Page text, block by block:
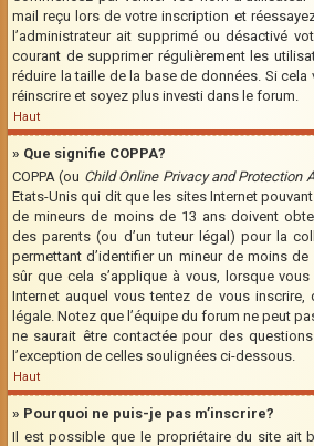
mail reçu lors de votre inscription et
l’administrateur ait supprimé ou désactivé
courant de supprimer régulièrement les
réduire la taille de la base de données. Si cela
réinscrire et soyez plus investi dans le forum.
Haut
» Que signifie COPPA?
COPPA (ou Child Online Privacy and Protection
Etats-Unis qui dit que les sites Internet
de mineurs de moins de 13 ans doivent
des parents (ou d’un tuteur légal) pour la
permettant d’identifier un mineur de moins de
sûr que cela s’applique à vous, lorsque
Internet auquel vous tentez de vous inscrire,
légale. Notez que l’équipe du forum ne peut
ne saurait être contactée pour des
l’exception de celles soulignées ci-dessous.
Haut
» Pourquoi ne puis-je pas m’inscrire?
Il est possible que le propriétaire du site ait